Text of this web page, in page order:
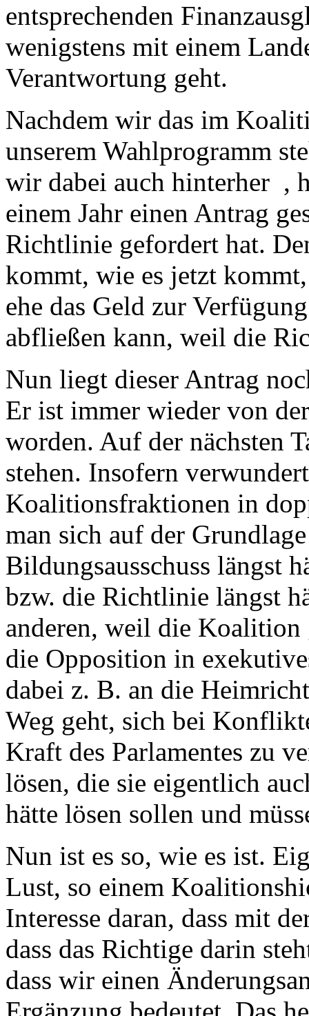
entsprechenden
wenigstens mit einem
Verantwortung geht.
Nachdem wir das im
unserem Wahlprogramm
wir dabei auch hinterher ,
einem Jahr einen Antrag
Richtlinie gefordert hat.
kommt, wie es jetzt
ehe das Geld zur
abfließen kann, weil die
Nun liegt dieser Antrag
Er ist immer wieder von
worden. Auf der nächsten
stehen. Insofern
Koalitionsfraktionen in
man sich auf der
Bildungsausschuss längst
bzw. die Richtlinie längst
anderen, weil die Koalition
die Opposition in
dabei z. B. an die
Weg geht, sich bei
Kraft des Parlamentes zu
lösen, die sie eigentlich
hätte lösen sollen und
Nun ist es so, wie es ist.
Lust, so einem
Interesse daran, dass mit
dass das Richtige darin
dass wir einen